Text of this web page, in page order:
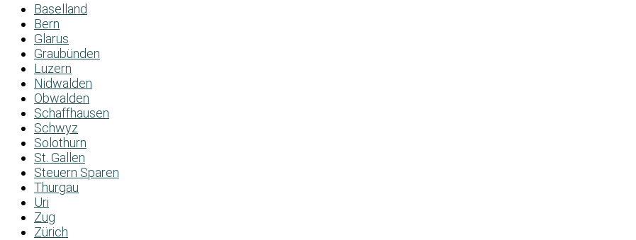
Baselland
Bern
Glarus
Graubünden
Luzern
Nidwalden
Obwalden
Schaffhausen
Schwyz
Solothurn
St. Gallen
Steuern Sparen
Thurgau
Uri
Zug
Zürich